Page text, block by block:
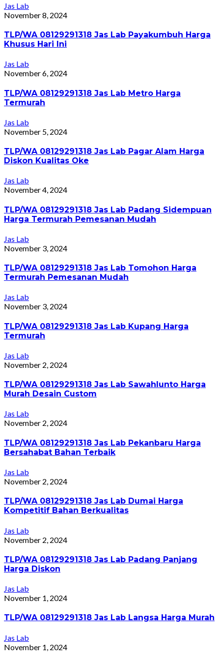
Jas Lab
November 8, 2024
TLP/WA 08129291318 Jas Lab Payakumbuh Harga
Khusus Hari Ini
Jas Lab
November 6, 2024
TLP/WA 08129291318 Jas Lab Metro Harga
Termurah
Jas Lab
November 5, 2024
TLP/WA 08129291318 Jas Lab Pagar Alam Harga
Diskon Kualitas Oke
Jas Lab
November 4, 2024
TLP/WA 08129291318 Jas Lab Padang Sidempuan
Harga Termurah Pemesanan Mudah
Jas Lab
November 3, 2024
TLP/WA 08129291318 Jas Lab Tomohon Harga
Termurah Pemesanan Mudah
Jas Lab
November 3, 2024
TLP/WA 08129291318 Jas Lab Kupang Harga
Termurah
Jas Lab
November 2, 2024
TLP/WA 08129291318 Jas Lab Sawahlunto Harga
Murah Desain Custom
Jas Lab
November 2, 2024
TLP/WA 08129291318 Jas Lab Pekanbaru Harga
Bersahabat Bahan Terbaik
Jas Lab
November 2, 2024
TLP/WA 08129291318 Jas Lab Dumai Harga
Kompetitif Bahan Berkualitas
Jas Lab
November 2, 2024
TLP/WA 08129291318 Jas Lab Padang Panjang
Harga Diskon
Jas Lab
November 1, 2024
TLP/WA 08129291318 Jas Lab Langsa Harga Murah
Jas Lab
November 1, 2024